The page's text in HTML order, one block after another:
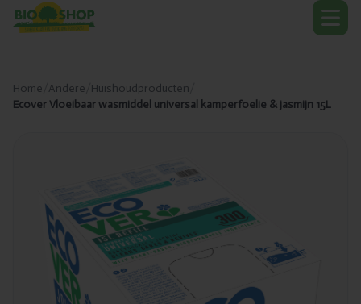
Home Andere Huishoudproducten
Ecover Vloeibaar wasmiddel universal kamperfoelie & jasmijn 15L